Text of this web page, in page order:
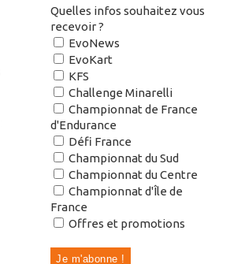
Quelles infos souhaitez vous
recevoir ?
EvoNews
EvoKart
KFS
Challenge Minarelli
Championnat de France
d'Endurance
Défi France
Championnat du Sud
Championnat du Centre
Championnat d'Île de
France
Offres et promotions